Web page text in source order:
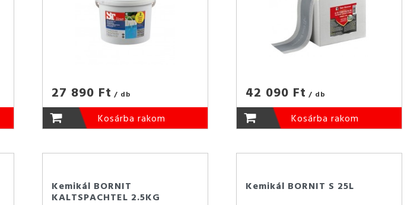
27 890 Ft / db
Kosárba rakom
42 090 Ft / db
Kosárba rakom
Kemikál BORNIT
KALTSPACHTEL 2.5KG
Kemikál BORNIT S 25L